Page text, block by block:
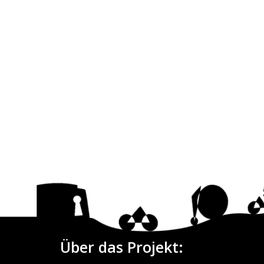
Über das Projekt: